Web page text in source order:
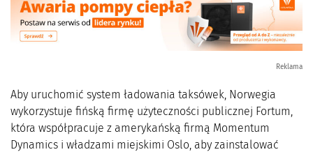
Reklama
Aby uruchomić system ładowania taksówek, Norwegia
wykorzystuje fińską firmę użyteczności publicznej Fortum,
która współpracuje z amerykańską firmą Momentum
Dynamics i władzami miejskimi Oslo, aby zainstalować